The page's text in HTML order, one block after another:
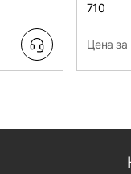
710
Цена за